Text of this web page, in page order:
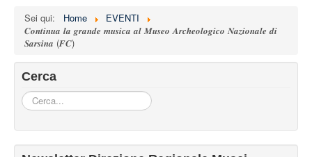
Sei qui:
Home
EVENTI
𝑪𝒐𝒏𝒕𝒊𝒏𝒖𝒂 𝒍𝒂 𝒈𝒓𝒂𝒏𝒅𝒆 𝒎𝒖𝒔𝒊𝒄𝒂 𝒂𝒍 𝑴𝒖𝒔𝒆𝒐 𝑨𝒓𝒄𝒉𝒆𝒐𝒍𝒐𝒈𝒊𝒄𝒐 𝑵𝒂𝒛𝒊𝒐𝒏𝒂𝒍𝒆 𝒅𝒊
𝑺𝒂𝒓𝒔𝒊𝒏𝒂 (𝑭𝑪)
Cerca
Cerca...
Iscriviti alla nostra newsletter